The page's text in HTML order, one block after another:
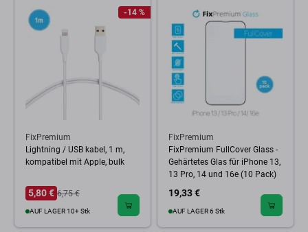
-14 %
FixPremium
Lightning / USB kabel, 1 m,
kompatibel mit Apple, bulk
5,80 € 6,75 €
AUF LAGER 10+ Stk
FixPremium
FixPremium FullCover Glass -
Gehärtetes Glas für iPhone 13,
13 Pro, 14 und 16e (10 Pack)
19,33 €
AUF LAGER 6 Stk